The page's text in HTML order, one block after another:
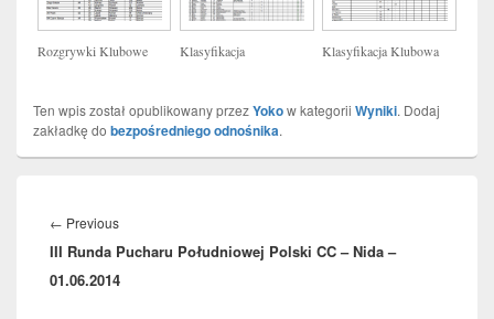
Rozgrywki Klubowe Klasyfikacja Klasyfikacja Klubowa
Ten wpis został opublikowany przezYokow kategorii Wyniki. Dodaj
zakładkę do bezpośredniego odnośnika.
wpisu
← PreviousPrevious
post:
III Runda Pucharu Południowej Polski CC – Nida –
01.06.2014